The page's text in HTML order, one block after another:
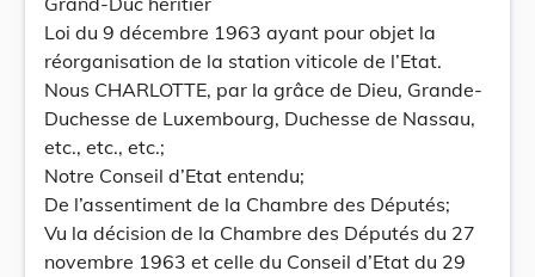
Loi du 9 décembre 1963 ayant pour objet la
réorganisation de la station viticole de l’Etat.
Nous CHARLOTTE, par la grâce de Dieu, Grande-
Duchesse de Luxembourg, Duchesse de Nassau,
etc., etc., etc.;
Notre Conseil d’Etat entendu;
De l’assentiment de la Chambre des Députés;
Vu la décision de la Chambre des Députés du 27
novembre 1963 et celle du Conseil d’Etat du 29